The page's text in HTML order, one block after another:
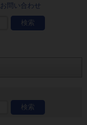
お問い合わせ